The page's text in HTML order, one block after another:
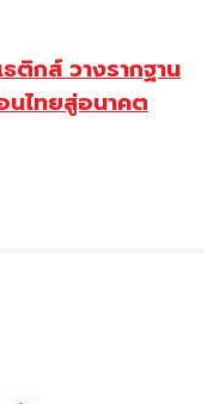
ติกส์ วางรากฐาน
ไทยสู่อนาคต